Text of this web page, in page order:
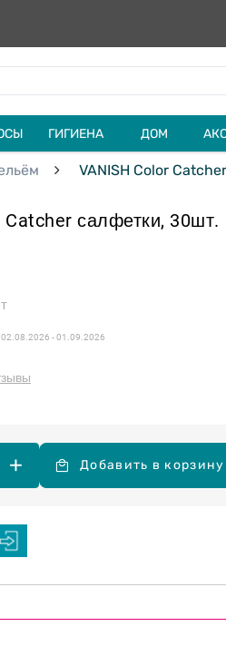
ГИГИЕНА ДОМ
VANISH Color
Catcher салфетки, 30шт.
- 01.09.2026
+ Добавить в корзину